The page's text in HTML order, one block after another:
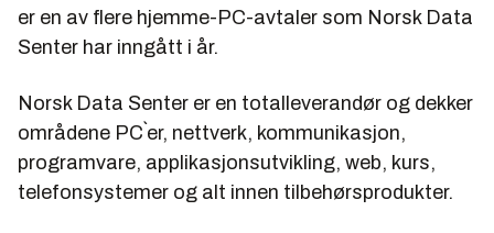
er en av flere hjemme-PC-avtaler som Norsk Data
Senter har inngått i år.
Norsk Data Senter er en totalleverandør og dekker
områdene PC`er, nettverk, kommunikasjon,
programvare, applikasjonsutvikling, web, kurs,
telefonsystemer og alt innen tilbehørsprodukter.